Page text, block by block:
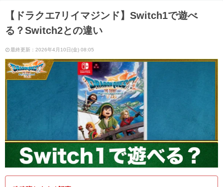
【ドラクエ7リイマジンド】Switch1で遊べ
る？Switch2との違い
最終更新：2026年4月10日(金) 08:05